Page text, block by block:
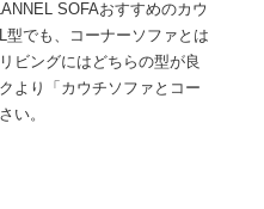
SOFAおすすめのカウ
でも、コーナーソファとは
ビングにはどちらの型が良
より「カウチソファとコー
い。